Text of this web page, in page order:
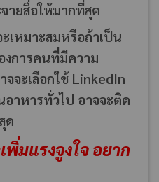
ายสื่อให้มากที่สุด
เหมาะสมหรือถ้าเป็น
การคนที่มีความ
จจะเลือกใช้ LinkedIn
าหารทั่วไป อาจจะติด
ด
พิ่มแรงจูงใจ อยาก